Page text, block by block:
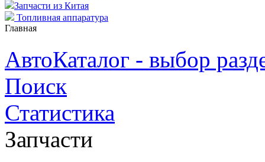
Запчасти из Китая
Топливная аппаратура
Главная
АвтоКаталог - выбор
Поиск
Статистика
Запчасти